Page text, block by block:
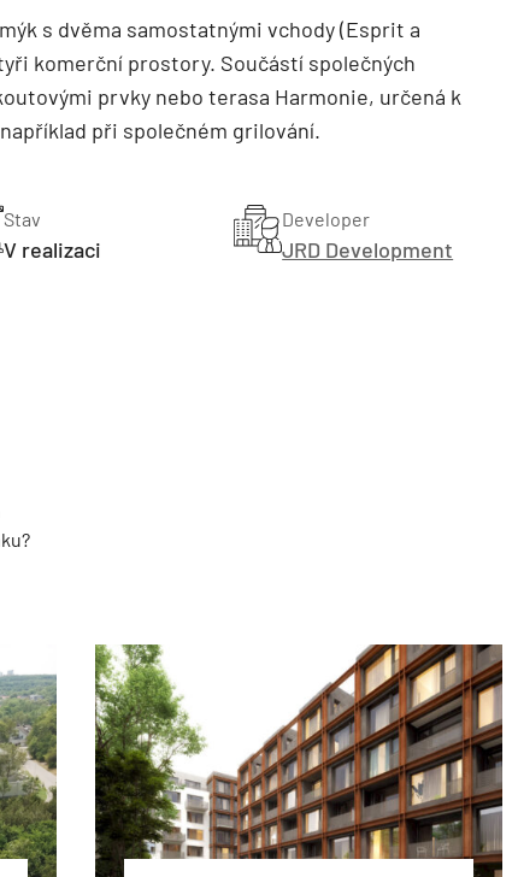
s dvěma samostatnými vchody (Esprit a
komerční prostory. Součástí společných
prvky nebo terasa Harmonie, určená k
při společném grilování.
Stav
V realizaci
Developer
JRD Development
TZB HAUSTECHNIK 02/2026